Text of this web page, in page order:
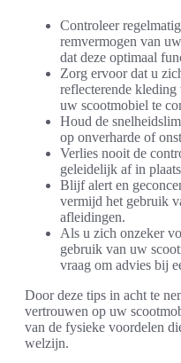
Controleer
remvermogen van
dat deze optimaal
Zorg ervoor dat u
reflecterende
uw scootmobiel te
Houd de
op onverharde of
Verlies nooit de
geleidelijk af in
Blijf alert en
vermijd het gebruik
afleidingen.
Als u zich onzeker
gebruik van uw
vraag om advies bij
Door deze tips in acht te
vertrouwen op uw
van de fysieke voordelen
welzijn.